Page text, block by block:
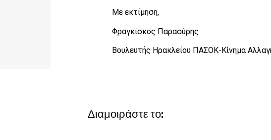
Με εκτίμηση,
Φραγκίσκος Παρασύρης
Βουλευτής Ηρακλείου ΠΑΣΟΚ-Κίνημα
Διαμοιράστε το: